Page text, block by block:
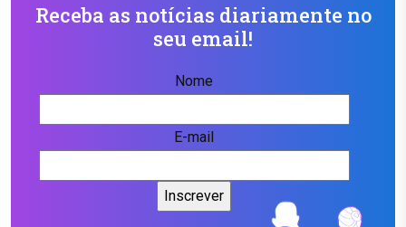
Receba as notícias diariamente no
seu email!
Nome
E-mail